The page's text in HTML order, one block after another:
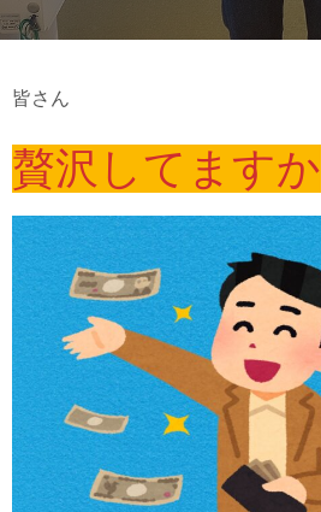
皆さん
贅沢してますか